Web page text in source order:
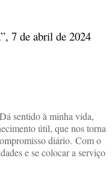
7 de abril de 2024
sentido à minha vida,
útil, que nos torna
diário. Com o
e se colocar a serviço